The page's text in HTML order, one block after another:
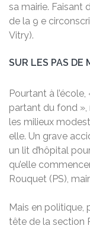
sa mairie. Faisant
de la 9 e
Vitry).
SUR LES PAS DE
Pourtant à
partant du fond
les milieux
elle. Un grave
un lit d’hôpital
qu’elle
Rouquet (PS),
Mais en politique,
tête de la section